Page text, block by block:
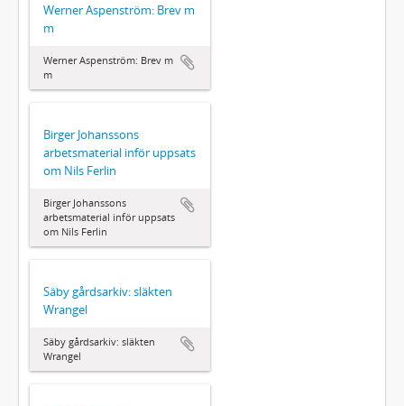
Werner Aspenström: Brev m
m
Werner Aspenström: Brev m
m
Birger Johanssons
arbetsmaterial inför uppsats
om Nils Ferlin
Birger Johanssons
arbetsmaterial inför uppsats
om Nils Ferlin
Säby gårdsarkiv: släkten
Wrangel
Säby gårdsarkiv: släkten
Wrangel